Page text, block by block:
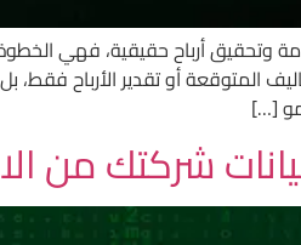
أرباح حقيقية، فهي
المتوقعة أو تقدير الأرباح
[…]